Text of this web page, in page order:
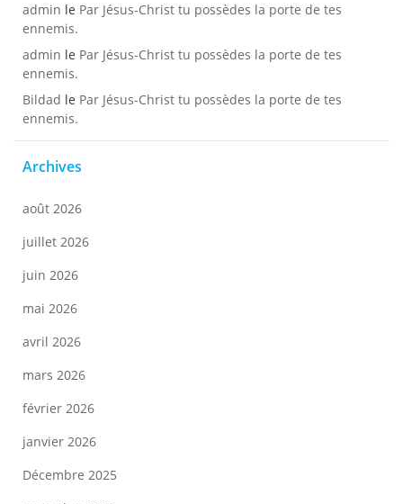
admin le Par Jésus-Christ tu possèdes la porte de tes
ennemis.
admin le Par Jésus-Christ tu possèdes la porte de tes
ennemis.
Bildad le Par Jésus-Christ tu possèdes la porte de tes
ennemis.
Archives
août 2026
juillet 2026
juin 2026
mai 2026
avril 2026
mars 2026
février 2026
janvier 2026
Décembre 2025